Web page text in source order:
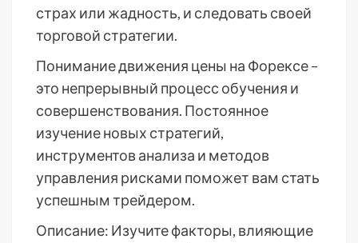
страх или жадность, и следовать своей
торговой стратегии.
Понимание движения цены на Форексе –
это непрерывный процесс обучения и
совершенствования. Постоянное
изучение новых стратегий,
инструментов анализа и методов
управления рисками поможет вам стать
успешным трейдером.
Описание: Изучите факторы, влияющие